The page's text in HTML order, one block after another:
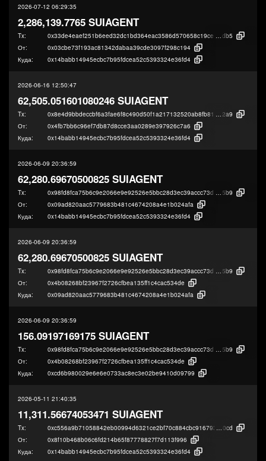
2026-07-12 06:29:35
2,286,139.7765 SUIAGENT
Tx: 0x33de4eaef251b6eed32dc1bd364eac3586d570658c19ce297d7258c647f52
db5
От:
0x03cbe73f193ac81342dabaa39cde3097f298c194
Куда:
0x14babb14945ecbc7b95fdcea52c5393324e36fd4
2026-06-16 12:50:47
62,505.051601080246 SUIAGENT
Tx: 0x8e4d9bbdeccbf6a3fae6f8c490d50f1a217132520ab8fb81e5757e5776416
2a9
От:
0x4fb7bb6c96ef7db87d8cce3aa0289e397926c7a6
Куда:
0x14babb14945ecbc7b95fdcea52c5393324e36fd4
2026-06-09 20:36:59
62,280.69670500825 SUIAGENT
Tx: 0x98fd8fca75b6c9e2066e9e92526e5bbc28d3ec39accc73d9acdb6ccfc3613
5b9
От:
0x09ad820aac5779683b481c4674208a4e1b024afa
Куда:
0x14babb14945ecbc7b95fdcea52c5393324e36fd4
2026-06-09 20:36:59
62,280.69670500825 SUIAGENT
Tx: 0x98fd8fca75b6c9e2066e9e92526e5bbc28d3ec39accc73d9acdb6ccfc3613
5b9
От:
0x4b08268bf23967f2726cfbea135ff1c4cac534de
Куда:
0x09ad820aac5779683b481c4674208a4e1b024afa
2026-06-09 20:36:59
156.09197169175 SUIAGENT
Tx: 0x98fd8fca75b6c9e2066e9e92526e5bbc28d3ec39accc73d9acdb6ccfc3613
5b9
От:
0x4b08268bf23967f2726cfbea135ff1c4cac534de
Куда:
0xcd6b980029e6e6e0733ac8ec3e02be9410d09799
2026-05-11 21:40:35
11,311.56674053471 SUIAGENT
Tx: 0xc556a9b71058842eb00994d6321ce2bf70c884cbc9167933673758df10e9d
0cd
От:
0x8f10b468b06c6fd214b65f87778827f7d113f996
Куда:
0x14babb14945ecbc7b95fdcea52c5393324e36fd4